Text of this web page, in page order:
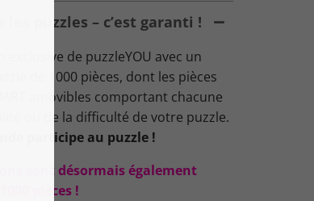
puzzles – c’est garanti !
exclusive de puzzleYOU avec un
de 1000 pièces, dont les pièces
amovibles comportant chacune
ou de la difficulté de votre puzzle.
participe au puzzle !
sont désormais également
pièces !